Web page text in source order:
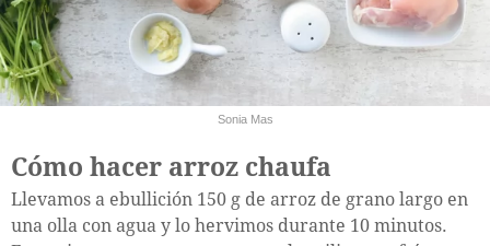
Sonia Mas
Cómo hacer arroz chaufa
Llevamos a ebullición 150 g de arroz de grano largo en
una olla con agua y lo hervimos durante 10 minutos.